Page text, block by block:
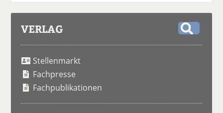
VERLAG
Stellenmarkt
Fachpresse
Fachpublikationen